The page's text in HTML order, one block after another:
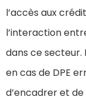
l’accès aux
l’interaction
dans ce secteur.
en cas de DPE
d’encadrer et